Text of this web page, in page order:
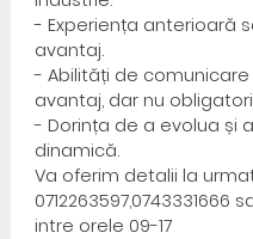
- Experiența anterioară
avantaj.
- Abilități de
avantaj, dar nu
- Dorința de a evolua și
dinamică.
Va oferim detalii la
0712263597,0743331666
intre orele 09-17